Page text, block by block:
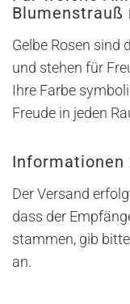
Blumenstrauß
Gelbe Rosen sind
und stehen für
Ihre Farbe
Freude in jeden
Informationen
Der Versand
dass der
stammen, gib
an.